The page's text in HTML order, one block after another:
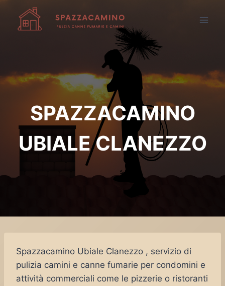
contenuto
SPAZZACAMINO
UBIALE CLANEZZO
Spazzacamino Ubiale Clanezzo , servizio di
pulizia camini e canne fumarie per condomini e
attività commerciali come le pizzerie o ristoranti